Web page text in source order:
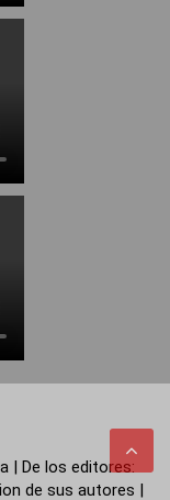
| De los editores:
de sus autores |